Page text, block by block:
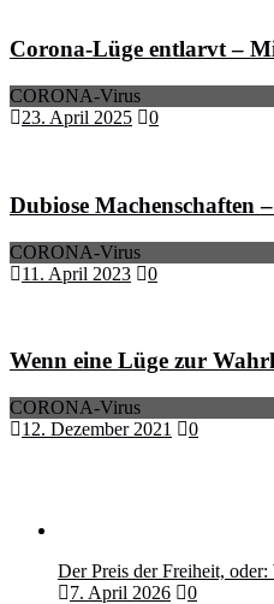
Corona-Lüge entlarvt –
CORONA-Virus
23. April 2025
0
Dubiose Machenschaften
CORONA-Virus
11. April 2023
0
Wenn eine Lüge zur
CORONA-Virus
12. Dezember 2021
0
Der Preis der Freiheit,
7. April 2026
0